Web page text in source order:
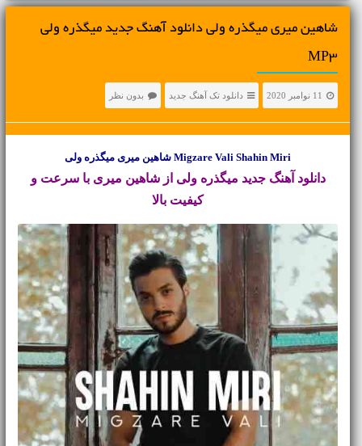
شاهین میری میگذره ولی دانلود آهنگ جدید میگذره ولی
MP3
11 نوامبر 2020 دانلود تک آهنگ جدید بدون نظر
Migzare Vali Shahin Miri شاهین میری میگذره ولی
دانلود آهنگ جدید میگذره ولی از شاهین میری با سرعت و
کیفیت بالا